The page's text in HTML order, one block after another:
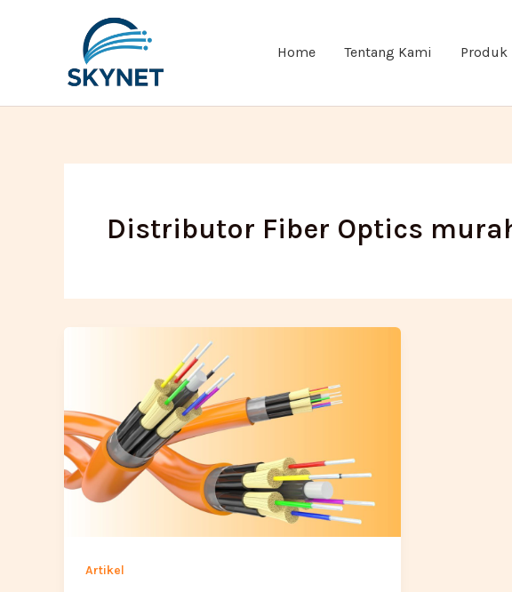
Home Tentang Kami Produk
Distributor Fiber Optics
Artikel